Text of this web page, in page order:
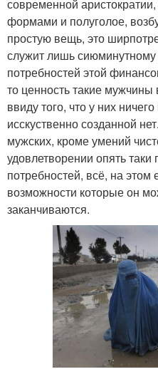
современной
формами и полуголое,
простую вещь, это
служит лишь
потребностей этой
то ценность такие
ввиду того, что у них
исскуственно созданной
мужских, кроме умений
удовлетворении опять
потребностей, всё, на этом
возможности которые он
заканчиваются.